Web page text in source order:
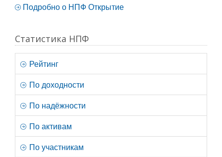
Подробно о НПФ Открытие
Статистика НПФ
Рейтинг
По доходности
По надёжности
По активам
По участникам